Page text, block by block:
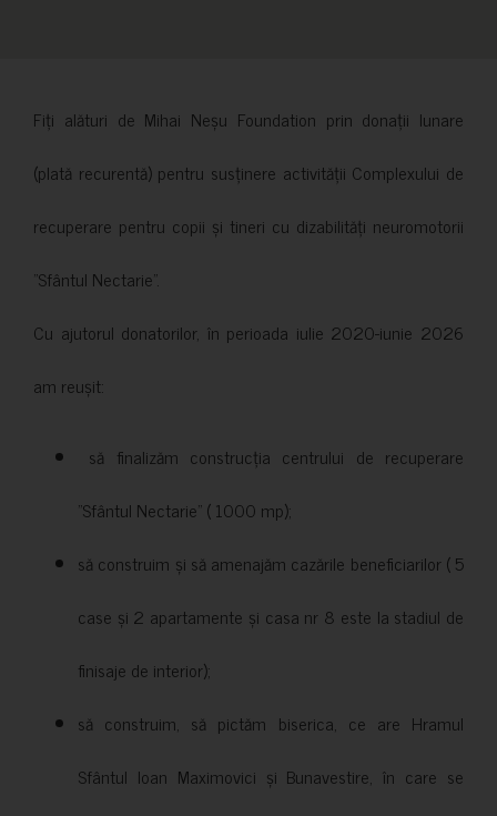
Fiți alături de Mihai Neșu Foundation prin donații lunare
(plată recurentă) pentru susținere activității Complexului de
recuperare pentru copii și tineri cu dizabilități neuromotorii
”Sfântul Nectarie”.
Cu ajutorul donatorilor, în perioada iulie 2020-iunie 2026
am reușit:
să finalizăm construcția centrului de recuperare
”Sfântul Nectarie” ( 1000 mp);
să construim și să amenajăm cazările beneficiarilor ( 5
case și 2 apartamente și casa nr 8 este la stadiul de
finisaje de interior);
să construim, să pictăm biserica, ce are Hramul
Sfântul Ioan Maximovici și Bunavestire, în care se